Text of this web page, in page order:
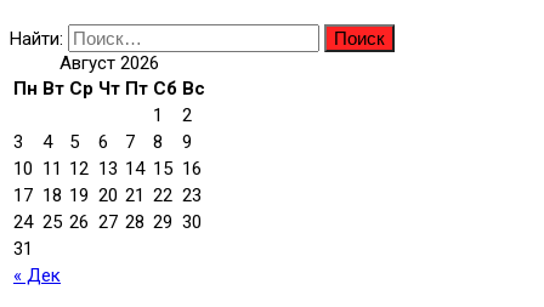
Найти:
Август 2026
Пн Вт Ср Чт Пт Сб Вс
« Дек
1
2
3
4 5 6 7 8
9
10 11 12 13 14 15 16
17 18 19 20 21 22 23
24 25 26 27 28 29 30
31